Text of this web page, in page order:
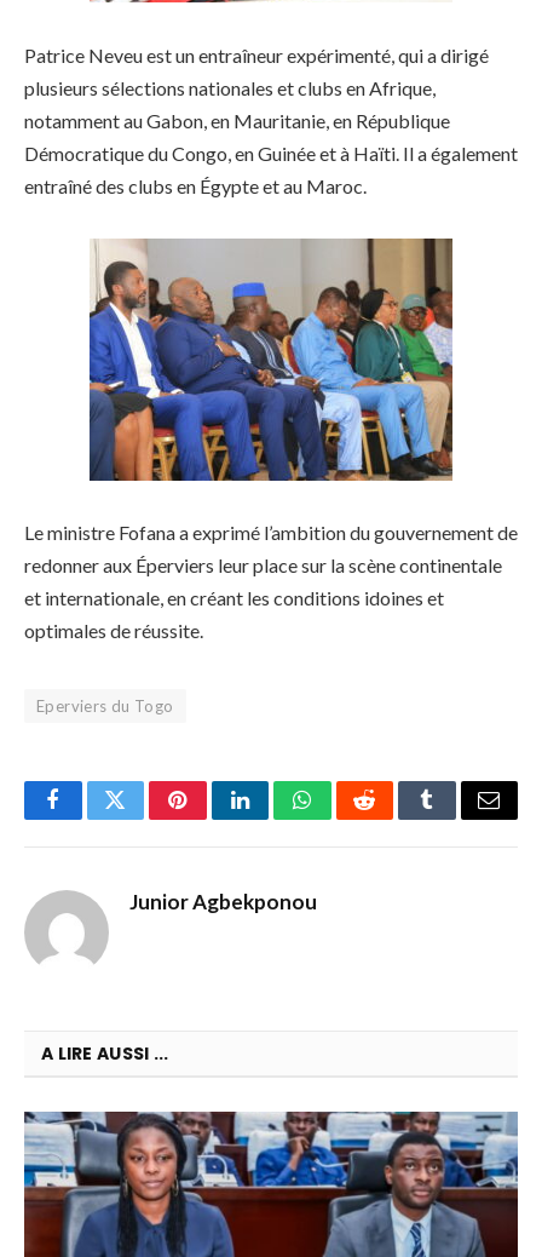
Patrice Neveu est un entraîneur expérimenté, qui a dirigé
plusieurs sélections nationales et clubs en Afrique,
notamment au Gabon, en Mauritanie, en République
Démocratique du Congo, en Guinée et à Haïti. Il a également
entraîné des clubs en Égypte et au Maroc.
Le ministre Fofana a exprimé l’ambition du gouvernement de
redonner aux Éperviers leur place sur la scène continentale
et internationale, en créant les conditions idoines et
optimales de réussite.
Eperviers du Togo
FacebookTwitterPinterestLinkedInWhatsAppRedditTumblrEmail
Junior Agbekponou
A LIRE AUSSI ...